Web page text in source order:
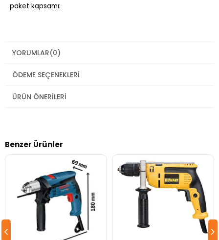
paket kapsamı:
YORUMLAR(0)
ÖDEME SEÇENEKLERI
ÜRÜN ÖNERILERI
Benzer Ürünler